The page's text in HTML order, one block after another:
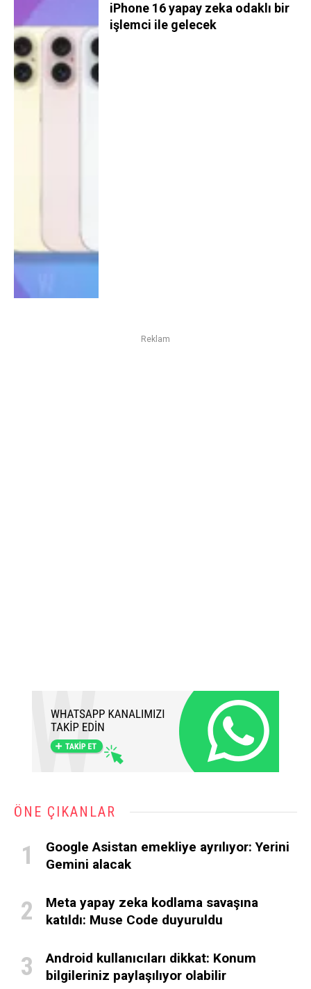
iPhone 16 yapay zeka odaklı bir
işlemci ile gelecek
Reklam
ÖNE ÇIKANLAR
Google Asistan emekliye ayrılıyor: Yerini
Gemini alacak
Meta yapay zeka kodlama savaşına
katıldı: Muse Code duyuruldu
Android kullanıcıları dikkat: Konum
bilgileriniz paylaşılıyor olabilir